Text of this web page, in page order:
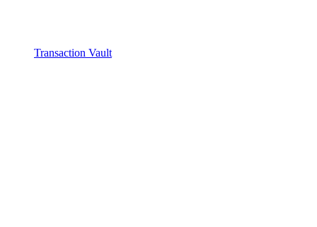
Transaction Vault